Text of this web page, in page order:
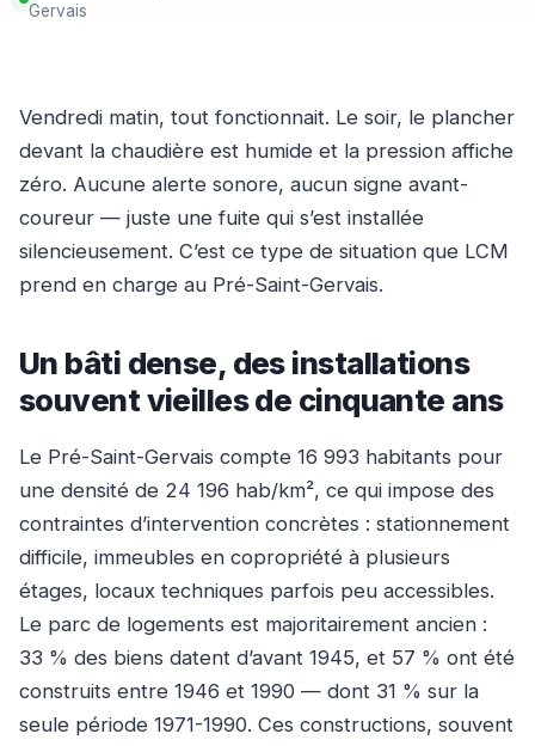
Gervais
Vendredi matin, tout fonctionnait. Le soir, le plancher
devant la chaudière est humide et la pression affiche
zéro. Aucune alerte sonore, aucun signe avant-
coureur — juste une fuite qui s’est installée
silencieusement. C’est ce type de situation que LCM
prend en charge au Pré-Saint-Gervais.
Un bâti dense, des installations
souvent vieilles de cinquante ans
Le Pré-Saint-Gervais compte 16 993 habitants pour
une densité de 24 196 hab/km², ce qui impose des
contraintes d’intervention concrètes : stationnement
difficile, immeubles en copropriété à plusieurs
étages, locaux techniques parfois peu accessibles.
Le parc de logements est majoritairement ancien :
33 % des biens datent d’avant 1945, et 57 % ont été
construits entre 1946 et 1990 — dont 31 % sur la
seule période 1971-1990. Ces constructions, souvent